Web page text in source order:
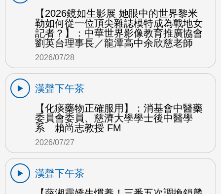
【2026鏡如生影展 她眼中的世界黎米
勒如何從一位頂尖雜誌模特成為戰地女
記者？】：中華世界影像教育推廣協會
劉英台理事長／龍潭高中余欣慈老師
2026/07/28
漢聲下午茶
【化痰藥物正確服用】：消基會中醫藥
委員會委員、慈濟大學學士後中醫學
系 賴尚志教授 FM
2026/07/27
漢聲下午茶